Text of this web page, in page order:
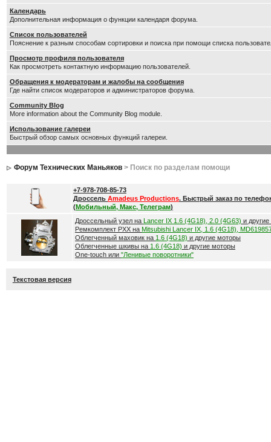
Календарь
Дополнительная информация о функции календаря форума.
Список пользователей
Пояснение к разным способам сортировки и поиска при помощи списка
Просмотр профиля пользователя
Как просмотреть контактную информацию пользователей.
Обращения к модераторам и жалобы на сообщения
Где найти список модераторов и администраторов форума.
Community Blog
More information about the Community Blog module.
Использование галереи
Быстрый обзор самых основных функций галереи.
Форум Технических Маньяков> Поиск по разделам помощи
+7-978-708-85-73
Дроссель Amadeus Productions. Быстрый заказ по
(Мобильный, Макс, Телеграм)
Дроссельный узел на Lancer IX 1.6 (4G18), 2.0 (4G63) и
Ремкомплект РХХ на Mitsubishi Lancer IX, 1.6 (4G18),
Облегченный маховик на 1.6 (4G18) и другие моторы
Облегченные шкивы на 1.6 (4G18) и другие моторы
One-touch или "Ленивые поворотники"
Текстовая версия